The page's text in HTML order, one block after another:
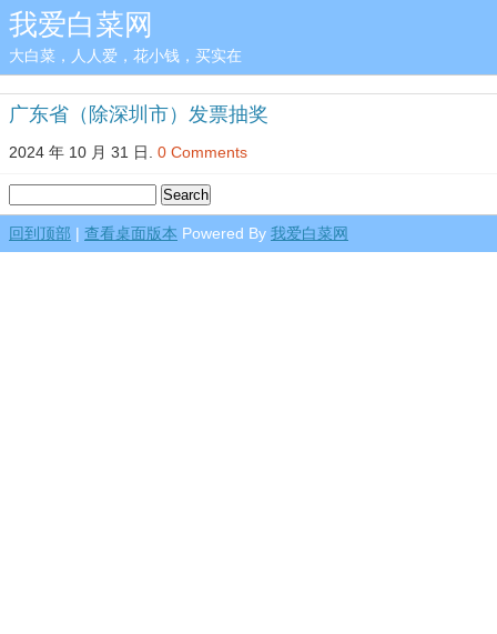
我爱白菜网
大白菜，人人爱，花小钱，买实在
广东省（除深圳市）发票抽奖
2024 年 10 月 31 日. 0 Comments
回到顶部 | 查看桌面版本 Powered By 我爱白菜网